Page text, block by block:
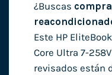
¿Buscas
Este HP
Core Ultra 7-
revisados están